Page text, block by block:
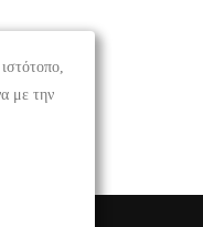
με την